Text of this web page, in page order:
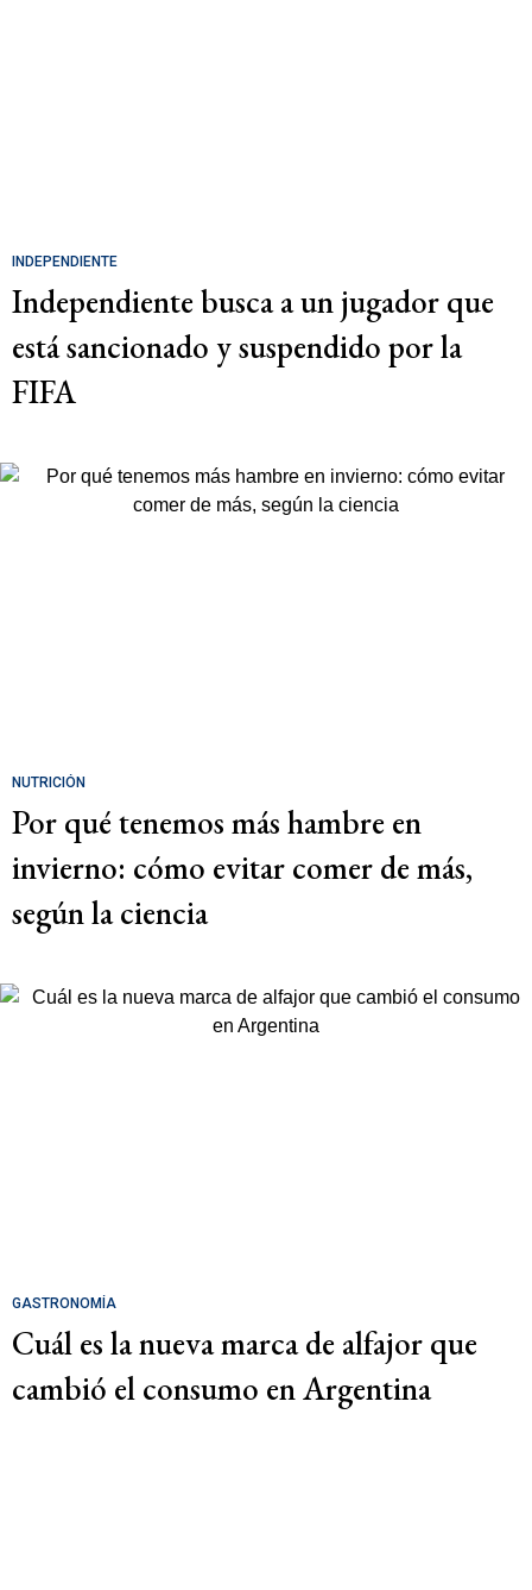
INDEPENDIENTE
Independiente busca a un jugador que
está sancionado y suspendido por la
FIFA
NUTRICIÓN
Por qué tenemos más hambre en
invierno: cómo evitar comer de más,
según la ciencia
GASTRONOMÍA
Cuál es la nueva marca de alfajor que
cambió el consumo en Argentina